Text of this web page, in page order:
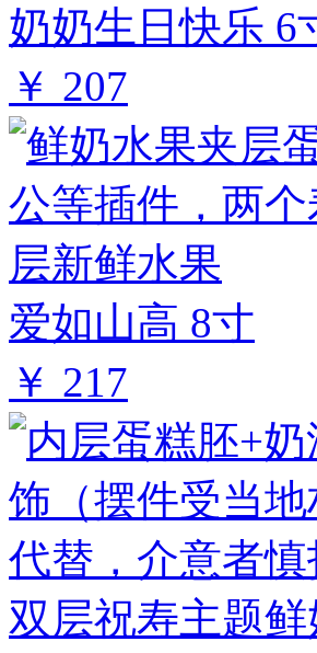
奶奶生日快乐 6
￥ 207
爱如山高 8寸
￥ 217
双层祝寿主题